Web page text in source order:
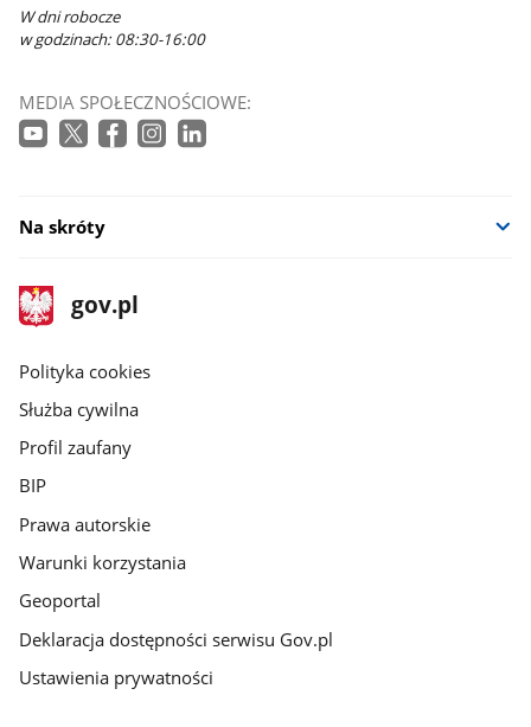
W dni robocze
w godzinach: 08:30-16:00
MEDIA SPOŁECZNOŚCIOWE:
Na skróty
stopka
gov.pl
Strona
gov.pl
gov.pl
Polityka cookies
Służba cywilna
Profil zaufany
BIP
Prawa autorskie
Warunki korzystania
Geoportal
Deklaracja dostępności serwisu Gov.pl
Ustawienia prywatności